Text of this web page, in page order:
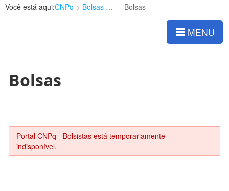
Você está aqui:CNPq Bolsas e Auxílios Vigentes Bolsas
MENU
Bolsas
Portal CNPq - Bolsistas está temporariamente
indisponível.